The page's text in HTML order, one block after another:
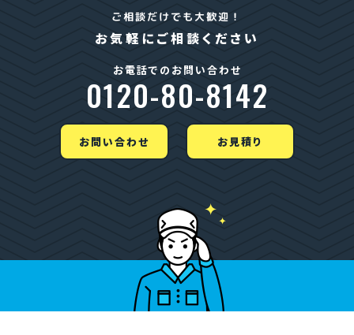
ご相談だけでも大歓迎！
お気軽にご相談ください
お電話でのお問い合わせ
0120-80-8142
お問い合わせ お見積り